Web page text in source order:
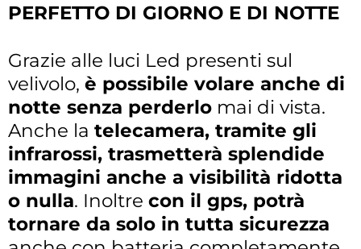
PERFETTO DI GIORNO E DI NOTTE
Grazie alle luci Led presenti sul
velivolo, è possibile volare anche di
notte senza perderlo mai di vista.
Anche la telecamera, tramite gli
infrarossi, trasmetterà splendide
immagini anche a visibilità ridotta
o nulla. Inoltre con il gps, potrà
tornare da solo in tutta sicurezza